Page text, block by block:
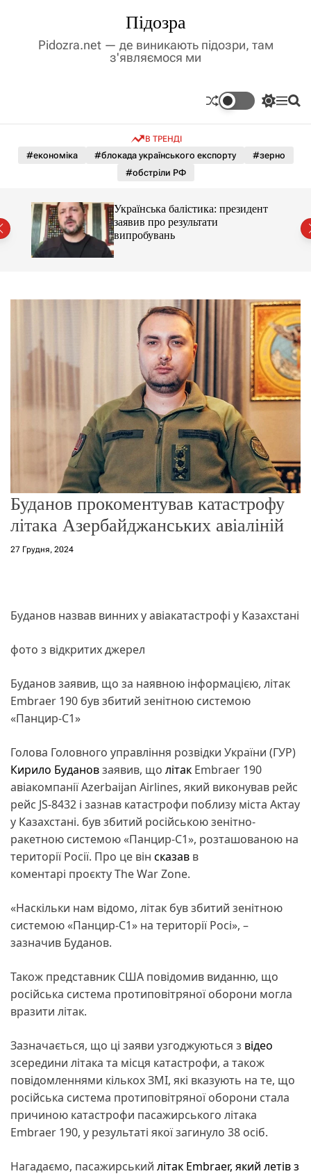
у
Підозра
Pidozra.net — де виникають підозри, там
з'являємося ми
П
м
к
о
о
р
е
ж
и
м
у
М П
В ТРЕНДІ
#економіка #блокада українського експорту
#зерно
#обстріли РФ
Українська балістика: президент
заявив про результати
випробувань
Буданов прокоментував катастрофу
літака Азербайджанських авіаліній
27 Грудня, 2024
Буданов назвав винних у авіакатастрофі у Казахстані
фото з відкритих джерел
Буданов заявив, що за наявною інформацією, літак
Embraer 190 був збитий зенітною системою
«Панцир-С1»
Голова Головного управління розвідки України (ГУР)
Кирило Будановзаявив, що літак Embraer 190
авіакомпанії Azerbaijan Airlines, який виконував рейс
рейс JS-8432 і зазнав катастрофи поблизу міста Актау
у Казахстані. був збитий російською зенітно-
ракетною системою «Панцир-С1», розташованою на
території Росії. Про це він сказав в
коментарі проєкту The War Zone.
«Наскільки нам відомо, літак був збитий зенітною
системою «Панцир-С1» на території Росі», –
зазначив Буданов.
Також представник США повідомив виданню, що
російська система протиповітряної оборони могла
вразити літак.
Зазначається, що ці заяви узгоджуються з відео
зсередини літака та місця катастрофи, а також
повідомленнями кількох ЗМІ, які вказують на те, що
російська система протиповітряної оборони стала
причиною катастрофи пасажирського літака
Embraer 190, у результаті якої загинуло 38 осіб.
Нагадаємо, пасажирський літак Embraer, який летів з